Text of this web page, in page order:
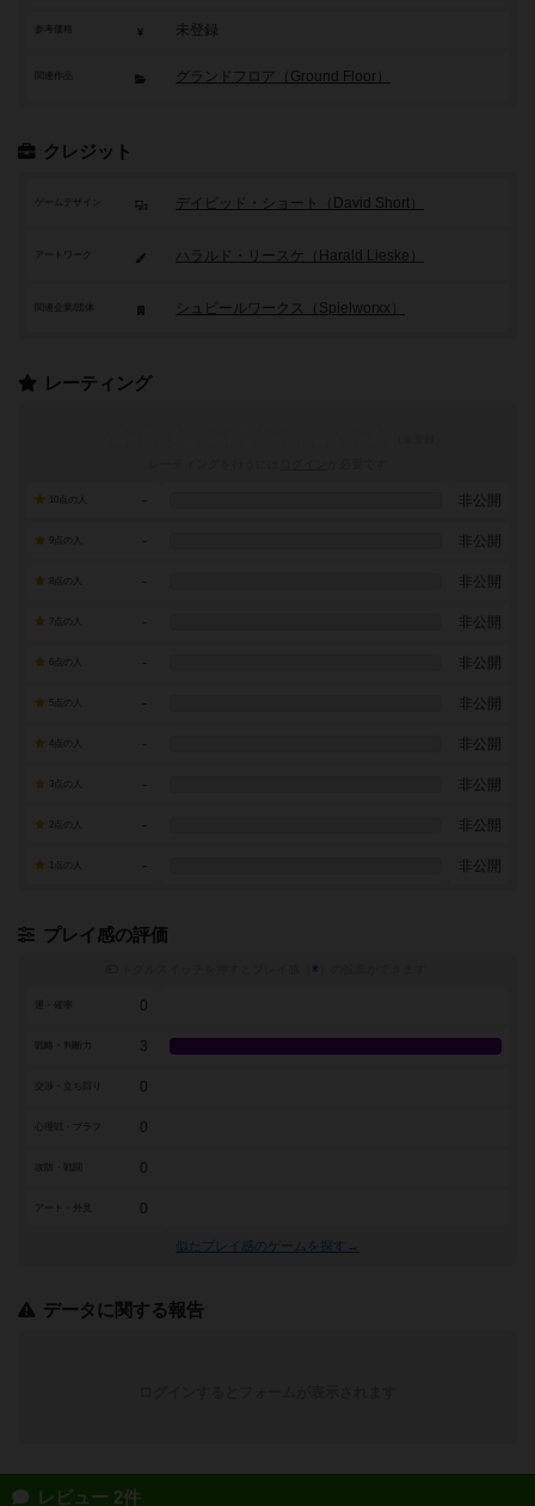
参考価格 未登録
関連作品 グランドフロア（Ground Floor）
クレジット
ゲームデザイン デイビッド・ショート（David Short）
アートワーク ハラルド・リースケ（Harald Lieske）
シュピールワークス（Spielworxx）
レーティング
- 非公開
- 非公開
- 非公開
7点の人 - 非公開
- 非公開
- 非公開
- 非公開
- 非公開
- 非公開
- 非公開
プレイ感の評価
※
0
戦略・判断力 3
0
0
0
アート・外見 0
似たプレイ感のゲームを探す→
データに関する報告
レビュー 2件